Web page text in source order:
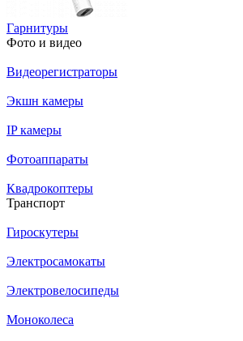
Гарнитуры
Фото и видео
Видеорегистраторы
Экшн камеры
IP камеры
Фотоаппараты
Квадрокоптеры
Транспорт
Гироскутеры
Электросамокаты
Электровелосипеды
Моноколеса